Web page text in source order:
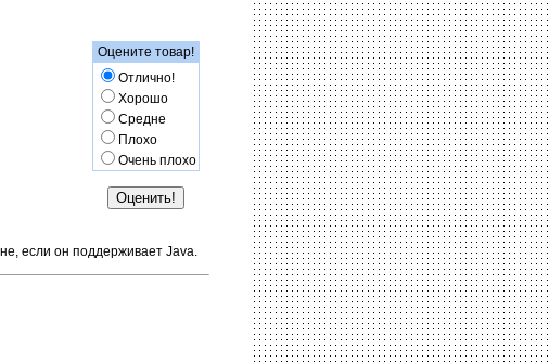
Оцените товар!
Отлично!
Хорошо
Средне
Плохо
Очень плохо
если он поддерживает Java.